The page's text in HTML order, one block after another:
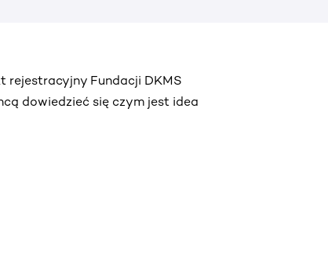
rejestracyjny Fundacji DKMS
dowiedzieć się czym jest idea